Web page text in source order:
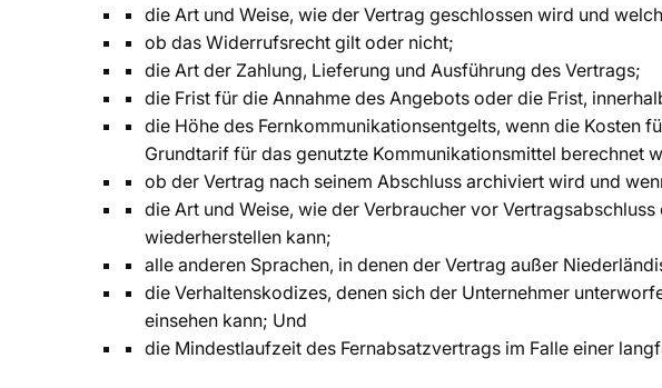
die Art und Weise, wie der Vertrag geschlossen wird und
ob das Widerrufsrecht gilt oder nicht;
die Art der Zahlung, Lieferung und Ausführung des Vertrags;
die Frist für die Annahme des Angebots oder die Frist,
die Höhe des Fernkommunikationsentgelts, wenn die Kosten
Grundtarif für das genutzte Kommunikationsmittel berechnet
ob der Vertrag nach seinem Abschluss archiviert wird und
die Art und Weise, wie der Verbraucher vor
wiederherstellen kann;
alle anderen Sprachen, in denen der Vertrag außer
die Verhaltenskodizes, denen sich der Unternehmer
einsehen kann; Und
die Mindestlaufzeit des Fernabsatzvertrags im Falle einer